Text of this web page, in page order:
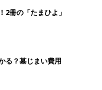
2冊の「たまひよ」
る？墓じまい費用